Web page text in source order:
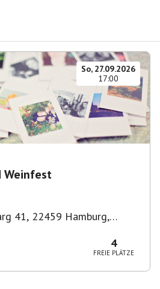
So, 27.09.2026
17:00
Weinfest
41, 22459 Hamburg,
4
FREIE PLÄTZE